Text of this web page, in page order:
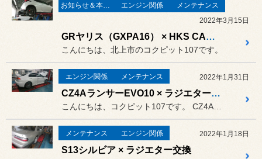
お知らせ＆本日の出来事 エンジン関係
メンテナンス
2022年3月15日
GRヤリス（GXPA16） × HKS CARBON RACING SUCTION × ギアオイル交換
こんにちは、北上市のコクピット107です。
エンジン関係 メンテナンス 2022年1月31日
CZ4AランサーEVO10 × ラジエター交換
メンテナンス エンジン関係 2022年1月18日
S13シルビア × ラジエター交換